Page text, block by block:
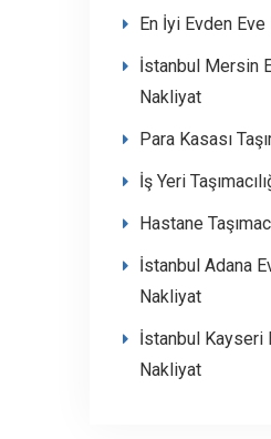
En İyi Evden
İstanbul Mersin
Nakliyat
Para Kasası
İş Yeri
Hastane
İstanbul Adana
Nakliyat
İstanbul Kayseri
Nakliyat